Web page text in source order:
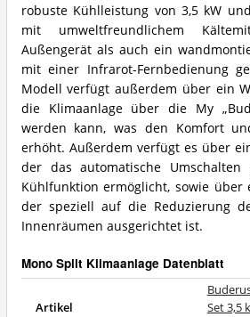
robuste Kühlleistung von 3,5 kW
mit umweltfreundlichem
Außengerät als auch ein
mit einer Infrarot-Fernbedienung
Modell verfügt außerdem über ein
die Klimaanlage über die My
werden kann, was den Komfort
erhöht. Außerdem verfügt es über
der das automatische Umschalten
Kühlfunktion ermöglicht, sowie über
der speziell auf die Reduzierung
Innenräumen ausgerichtet ist.
Mono Split Klimaanlage Datenblatt
Artikel
Set 3,5